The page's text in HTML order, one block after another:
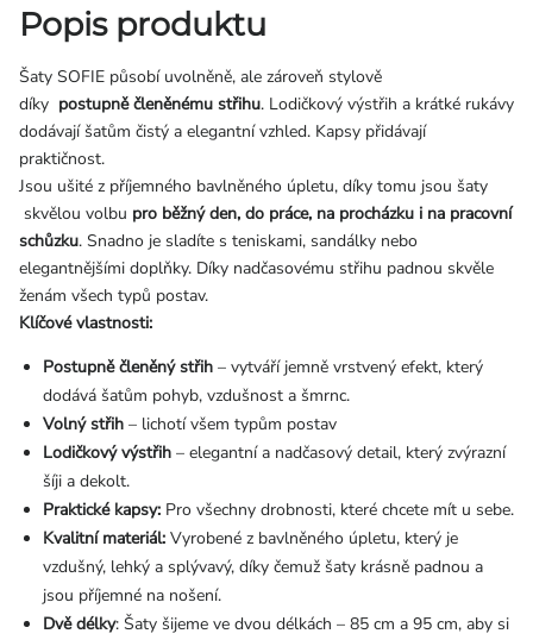
Popis produktu
Šaty SOFIE působí uvolněně, ale zároveň stylově
díky postupně členěnému střihu. Lodičkový výstřih a krátké rukávy
dodávají šatům čistý a elegantní vzhled. Kapsy přidávají
praktičnost.
Jsou ušité z příjemného bavlněného úpletu, díky tomu jsou šaty
skvělou volbu pro běžný den, do práce, na procházku i na pracovní
schůzku. Snadno je sladíte s teniskami, sandálky nebo
elegantnějšími doplňky. Díky nadčasovému střihu padnou skvěle
ženám všech typů postav.
Klíčové vlastnosti:
Postupně členěný střih – vytváří jemně vrstvený efekt, který
dodává šatům pohyb, vzdušnost a šmrnc.
Volný střih – lichotí všem typům postav
Lodičkový výstřih – elegantní a nadčasový detail, který zvýrazní
šíji a dekolt.
Praktické kapsy: Pro všechny drobnosti, které chcete mít u sebe.
Kvalitní materiál: Vyrobené z bavlněného úpletu, který je
vzdušný, lehký a splývavý, díky čemuž šaty krásně padnou a
jsou příjemné na nošení.
Dvě délky: Šaty šijeme ve dvou délkách – 85 cm a 95 cm, aby si